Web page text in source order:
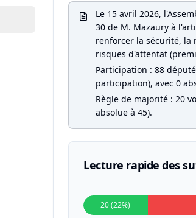
Le 15 avril 2026,
30 de M. Mazaury à
renforcer la sécurité, la
risques d'attentat
Participation : 88
participation), avec 0
Règle de majorité : 20
absolue à 45).
Lecture rapide des
20 (22%)